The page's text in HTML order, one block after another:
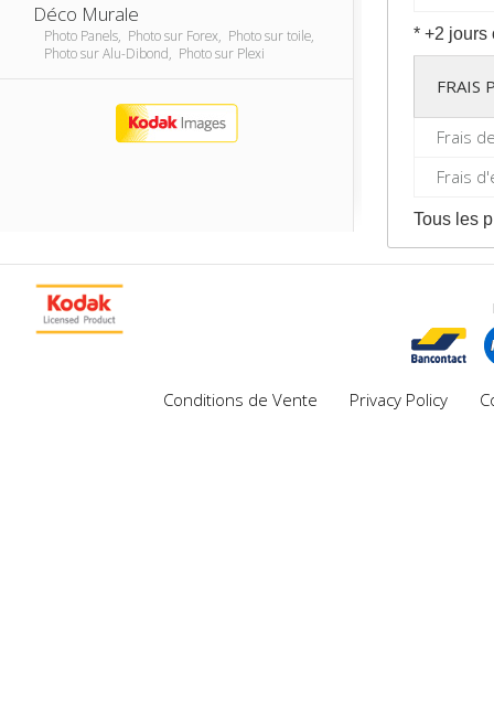
Déco Murale
Photo Panels, Photo sur Forex, Photo sur toile,
Photo sur Alu-Dibond, Photo sur Plexi
* +2 jours
FRAIS
Frais
Frais
Tous les
Conditions de Vente Privacy Policy